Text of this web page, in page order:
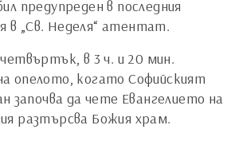
предупреден в последния
в „Св. Неделя“ атентат.
в 3 ч. и 20 мин.
опелото, когато Софийският
да чете Евангелието на
разтърсва Божия храм.